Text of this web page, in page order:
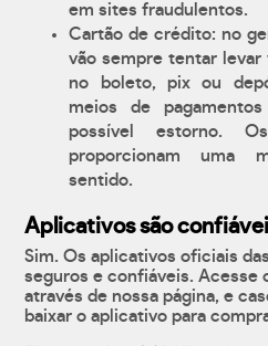
em sites fraudulentos.
Cartão de crédito: no
vão sempre tentar levar
no boleto, pix ou
meios de
possível estorno.
proporcionam uma
sentido.
Aplicativos são
Sim. Os aplicativos oficiais
seguros e confiáveis. Acesse
através de nossa página, e
baixar o aplicativo para